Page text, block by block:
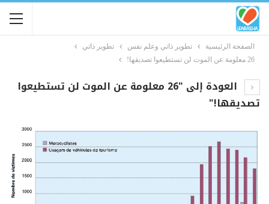
الصفحة الرئيسية تطوير ذاتي وعلم نفس
تطوير ذاتي
26 معلومة عن الموت لن تستطيعوا تصديقها!
العودة إلى "26 معلومة عن الموت لن تستطيعوا
تصديقها!"